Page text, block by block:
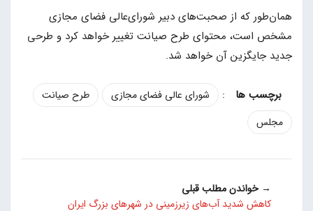
همان‌طور که از صحبت‌های دبیر شورای‌عالی فضای مجازی
مشخص است، محتوای طرح صیانت تغییر خواهد کرد و طرحی
جدید جایگزین آن خواهد شد.
: شورای عالی فضای مجازی
طرح صیانت
مجلس
→ خواندن مطلب قبلی
کاهش شدید آب‌های زیرزمینی در شهرهای بزرگ ایران